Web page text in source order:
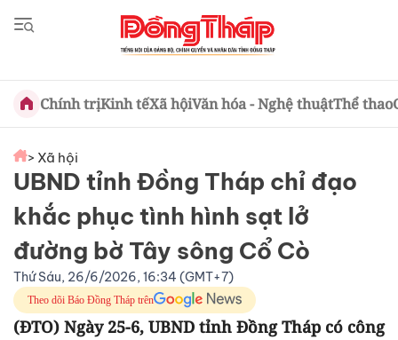
Chính trịKinh tếXã hộiVăn hóa - Nghệ thuậtThể thao
> Xã hội
UBND tỉnh Đồng Tháp chỉ đạo
khắc phục tình hình sạt lở
đường bờ Tây sông Cổ Cò
Thứ Sáu, 26/6/2026, 16:34 (GMT+7)
Theo dõi Báo Đồng Tháp trên
(ĐTO) Ngày 25-6, UBND tỉnh Đồng Tháp có công